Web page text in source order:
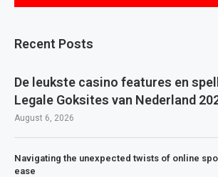
Recent Posts
De leukste casino features en
Legale Goksites van Nederland
August 6, 2026
Navigating the unexpected twists of online
ease